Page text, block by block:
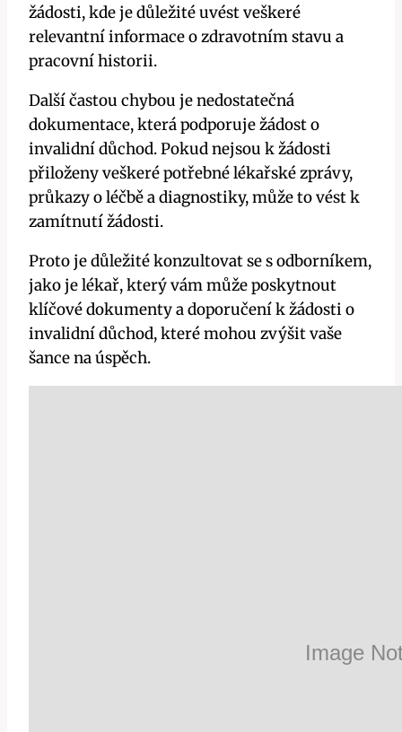
žádosti, kde je důležité uvést veškeré
relevantní informace o zdravotním stavu a
pracovní historii.
Další častou chybou je nedostatečná
dokumentace, která podporuje žádost o
invalidní důchod. Pokud nejsou k žádosti
přiloženy veškeré potřebné lékařské zprávy,
průkazy o léčbě a diagnostiky, může to vést k
zamítnutí žádosti.
Proto je důležité konzultovat se s odborníkem,
jako je lékař, který vám může poskytnout
klíčové dokumenty a doporučení k žádosti o
invalidní důchod, které mohou zvýšit vaše
šance na úspěch.